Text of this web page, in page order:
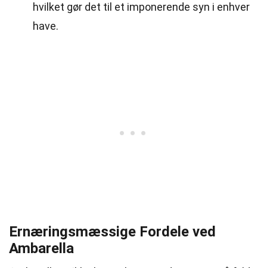
hvilket gør det til et imponerende syn i enhver
have.
Ernæringsmæssige Fordele ved
Ambarella